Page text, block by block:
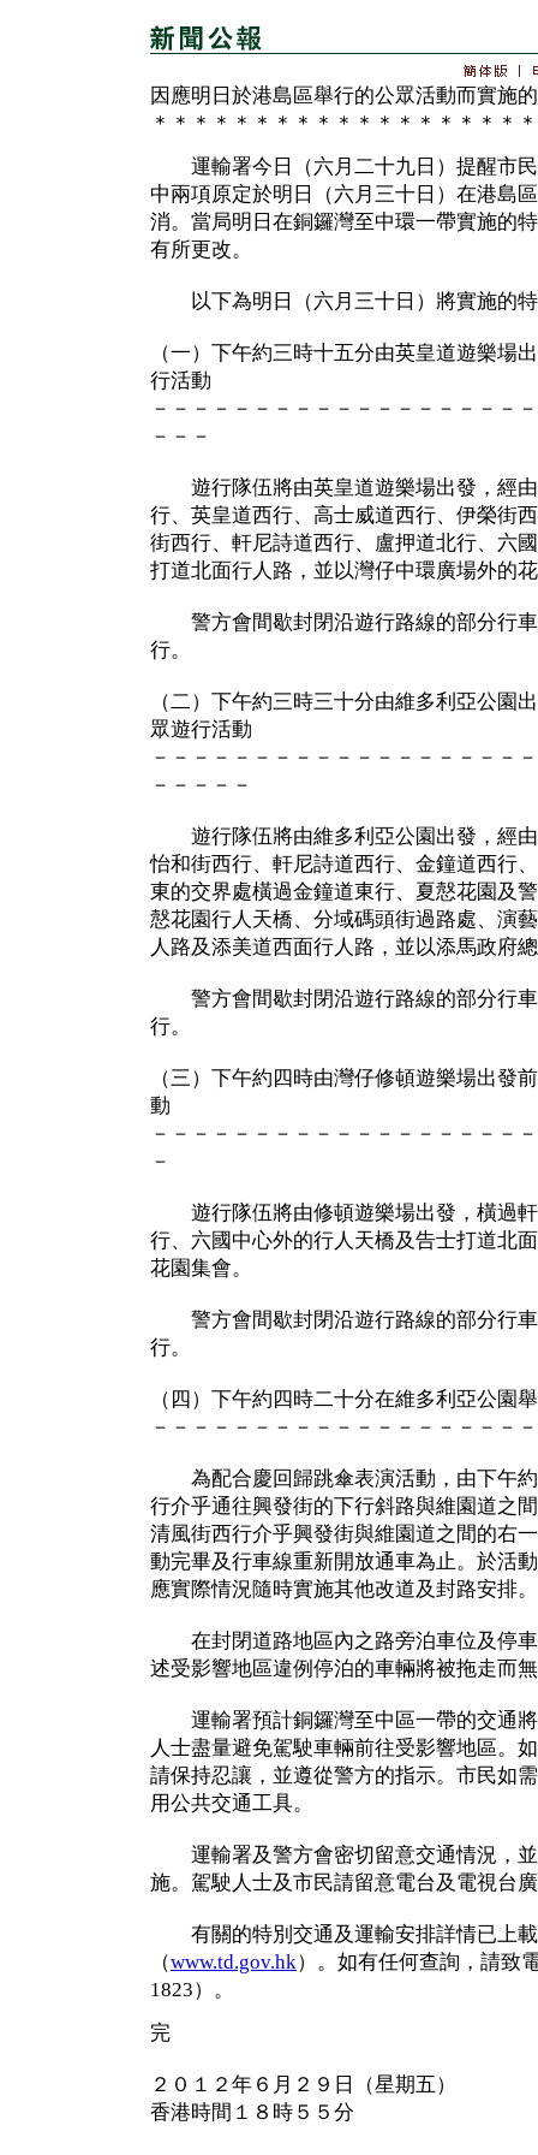
因應明日於港島區舉行的公眾活動而實施
＊＊＊＊＊＊＊＊＊＊＊＊＊＊＊＊＊＊
運輸署今日（六月二十九日）提醒市民
中兩項原定於明日（六月三十日）在港島
消。當局明日在銅鑼灣至中環一帶實施的
有所更改。
以下為明日（六月三十日）將實施的特
（一）下午約三時十五分由英皇道遊樂場
行活動
－－－－－－－－－－－－－－－－－－
－－－
遊行隊伍將由英皇道遊樂場出發，經由
行、英皇道西行、高士威道西行、伊榮街
街西行、軒尼詩道西行、盧押道北行、六
打道北面行人路，並以灣仔中環廣場外的
警方會間歇封閉沿遊行路線的部分行車
行。
（二）下午約三時三十分由維多利亞公園
眾遊行活動
－－－－－－－－－－－－－－－－－－
－－－－－
遊行隊伍將由維多利亞公園出發，經由
怡和街西行、軒尼詩道西行、金鐘道西行
東的交界處橫過金鐘道東行、夏慤花園及
慤花園行人天橋、分域碼頭街過路處、演
人路及添美道西面行人路，並以添馬政府
警方會間歇封閉沿遊行路線的部分行車
行。
（三）下午約四時由灣仔修頓遊樂場出發
動
－－－－－－－－－－－－－－－－－－
－
遊行隊伍將由修頓遊樂場出發，橫過軒
行、六國中心外的行人天橋及告士打道北
花園集會。
警方會間歇封閉沿遊行路線的部分行車
行。
（四）下午約四時二十分在維多利亞公園
－－－－－－－－－－－－－－－－－－
為配合慶回歸跳傘表演活動，由下午約
行介乎通往興發街的下行斜路與維園道之
清風街西行介乎興發街與維園道之間的右
動完畢及行車線重新開放通車為止。於活
應實際情況隨時實施其他改道及封路安排。
在封閉道路地區內之路旁泊車位及停車
述受影響地區違例停泊的車輛將被拖走而
運輸署預計銅鑼灣至中區一帶的交通將
人士盡量避免駕駛車輛前往受影響地區。
請保持忍讓，並遵從警方的指示。市民如
用公共交通工具。
運輸署及警方會密切留意交通情況，並
施。駕駛人士及市民請留意電台及電視台
有關的特別交通及運輸安排詳情已上載
（www.td.gov.hk）。如有任何查詢，請致
1823）。
完
２０１２年６月２９日（星期五）
香港時間１８時５５分